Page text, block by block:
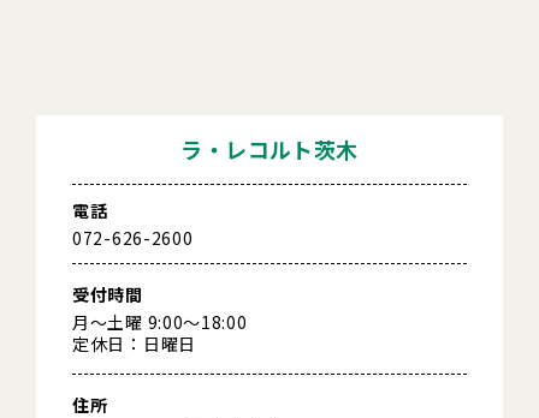
ラ・レコルト茨木
電話
072-626-2600
受付時間
月～土曜 9:00～18:00
定休日：日曜日
住所